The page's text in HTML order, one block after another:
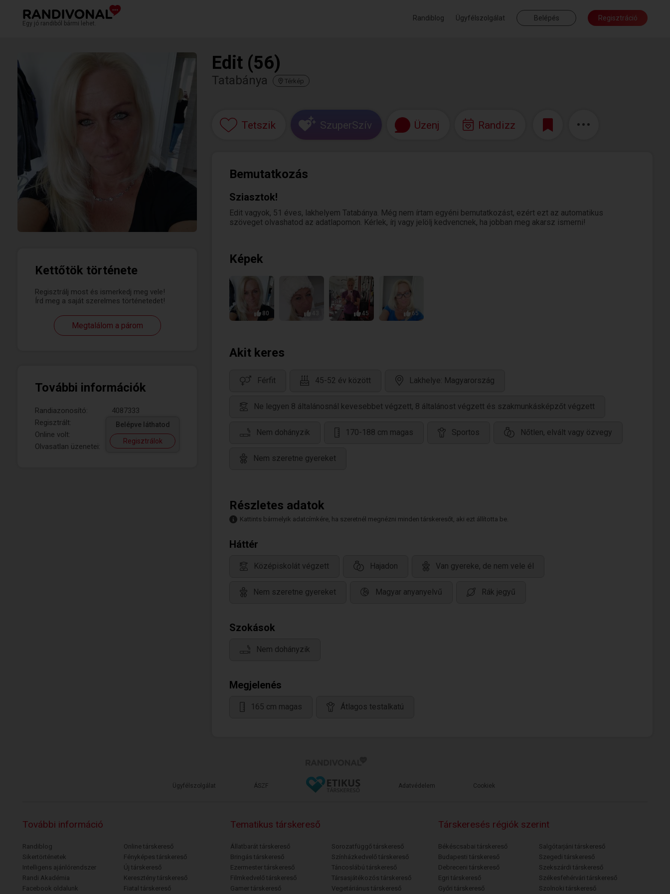
Egy jó randiból bármi lehet.
Randiblog Ügyfélszolgálat Belépés Regisztráció
Kettőtök története
Regisztrálj most és ismerkedj meg vele!
Írd meg a saját szerelmes történetedet!
Megtalálom a párom
További információk
Randiazonosító:
4087333
Regisztrált:
Online volt:
Olvasatlan üzenetei:
Belépve láthatod
Regisztrálok
Edit (56)
Tatabánya Térkép
Tetszik SzuperSzív Üzenj Randizz
Bemutatkozás
Sziasztok!
Edit vagyok, 51 éves, lakhelyem Tatabánya. Még nem írtam egyéni bemutatkozást, ezért ezt az automatikus
szöveget olvashatod az adatlapomon. Kérlek, írj vagy jelölj kedvencnek, ha jobban meg akarsz ismerni!
Képek
80 45 65
Akit keres
Férfit 45-52 év között Lakhelye: Magyarország
Ne legyen 8 általánosnál kevesebbet végzett, 8 általánost végzett és szakmunkásképzőt végzett
Nem dohányzik 170-188 cm magas Sportos Nőtlen, elvált vagy özvegy
Nem szeretne gyereket
Részletes adatok
Kattints bármelyik adatcímkére, ha szeretnél megnézni minden társkeresőt, aki ezt állította be.
Háttér
Középiskolát végzett Hajadon Van gyereke, de nem vele él
Nem szeretne gyereket Magyar anyanyelvű Rák jegyű
Szokások
Nem dohányzik
Megjelenés
165 cm magas Átlagos testalkatú
Ügyfélszolgálat ÁSZF Adatvédelem Cookiek
További információ
Randiblog
Sikertörténetek
Intelligens ajánlórendszer
Randi Akadémia
Facebook oldalunk
Online társkereső
Fényképes társkereső
Új társkereső
Keresztény társkereső
Fiatal társkereső
Tematikus társkereső
Állatbarát társkereső
Bringás társkereső
Ezermester társkereső
Filmkedvelő társkereső
Gamer társkereső
Sorozatfüggő társkereső
Színházkedvelő társkereső
Táncoslábú társkereső
Társasjátékozós társkereső
Vegetáriánus társkereső
Társkeresés régiók szerint
Békéscsabai társkereső
Budapesti társkereső
Debreceni társkereső
Egri társkereső
Győri társkereső
Salgótarjáni társkereső
Szegedi társkereső
Szekszárdi társkereső
Székesfehérvári társkereső
Szolnoki társkereső